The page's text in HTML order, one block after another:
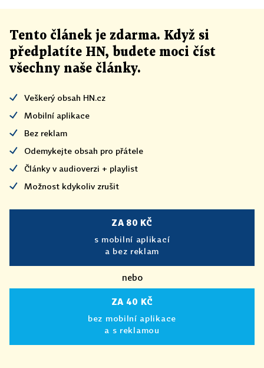
Tento článek je zdarma. Když si
předplatíte HN, budete moci číst
všechny naše články.
Veškerý obsah HN.cz
Mobilní aplikace
Bez reklam
Odemykejte obsah pro přátele
Články v audioverzi + playlist
Možnost kdykoliv zrušit
ZA 80 KČ
s mobilní aplikací
a bez reklam
nebo
ZA 40 KČ
bez mobilní aplikace
a s reklamou